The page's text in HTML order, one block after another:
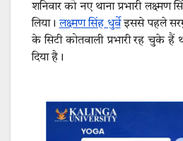
शनिवार को नए थाना प्रभारी लक्ष्मण
लिया।लक्ष्मण सिंह धुर्वेइससे पहले
के सिटी कोतवाली प्रभारी रह चुके हैं
दिया है।